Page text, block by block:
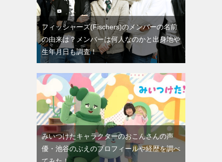
フィッシャーズ(Fischers)のメンバーの名前
の由来は？メンバーは何人なのかと出身地や
生年月日も調査！
みいつけたキャラクターのおこんさんの声
優・池谷のぶえのプロフィールや経歴を調べ